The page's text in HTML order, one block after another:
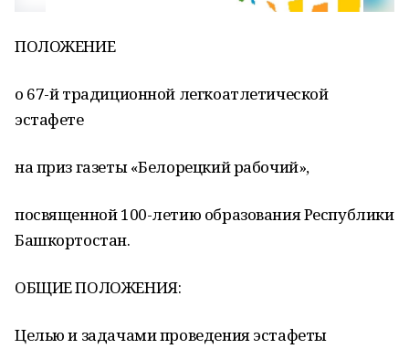
ПОЛОЖЕНИЕ
о 67-й традиционной легкоатлетической
эстафете
на приз газеты «Белорецкий рабочий»,
посвященной 100-летию образования Республики
Башкортостан.
ОБЩИЕ ПОЛОЖЕНИЯ:
Целью и задачами проведения эстафеты